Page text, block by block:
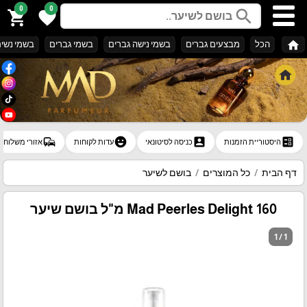
search
0
favorite
0
shopping_cart
home הכל מבצעים גברים בשמי נישה גברים בשמי גברים בשמי
ballotהיסטוריית הזמנות account_boxכניסה לסיטונאי emoji_emotionsעדות לקוחות commuteאזורי משלוח
דף הבית כל המוצרים בושם לשיער
Mad Peerles Delight 160 מ"ל בושם שיער
1 / 1